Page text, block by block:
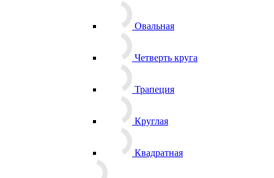
Овальная
Четверть круга
Трапеция
Круглая
Квадратная